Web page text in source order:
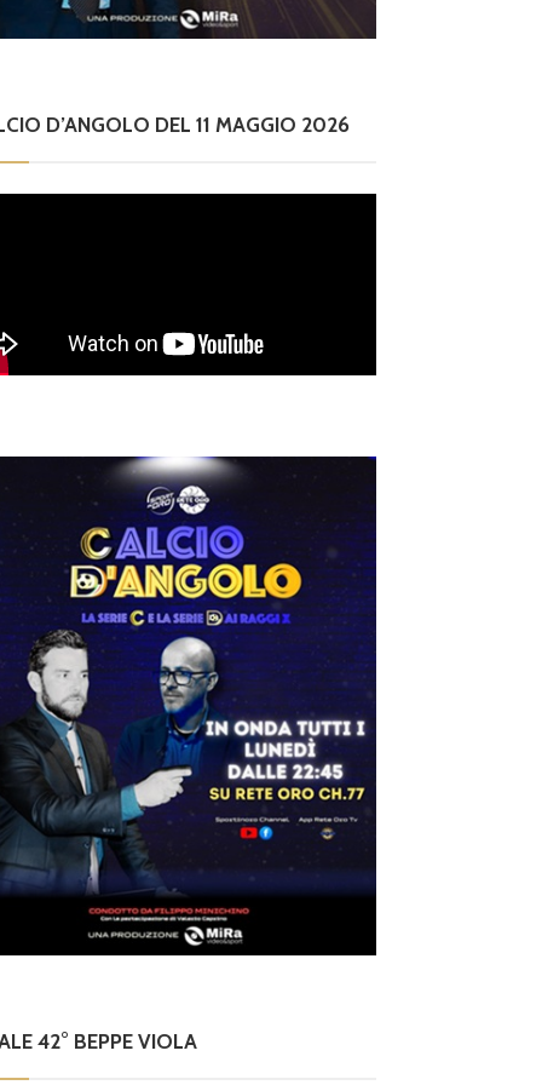
D’ANGOLO DEL 11 MAGGIO 2026
42° BEPPE VIOLA